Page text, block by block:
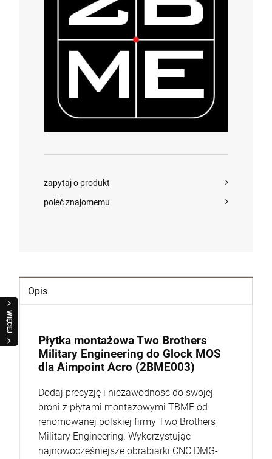
DO KOSZYKA
WIĘCEJ
zapytaj o produkt
poleć znajomemu
Opis
Płytka montażowa Two Brothers
Military Engineering do Glock MOS
dla Aimpoint Acro (2BME003)
Dodaj precyzję i niezawodność do swojej
broni z płytami montażowymi TBME od
renomowanej polskiej firmy Two Brothers
Military Engineering. Wykorzystując
najnowocześniejsze obrabiarki CNC DMG-